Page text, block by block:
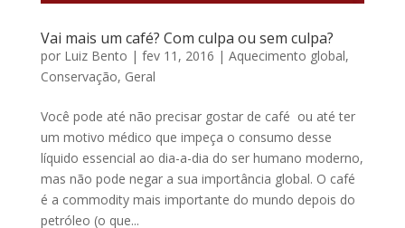
Vai mais um café? Com culpa ou sem culpa?
por Luiz Bento | fev 11, 2016 | Aquecimento global,
Conservação, Geral
Você pode até não precisar gostar de café ou até ter
um motivo médico que impeça o consumo desse
líquido essencial ao dia-a-dia do ser humano moderno,
mas não pode negar a sua importância global. O café
é a commodity mais importante do mundo depois do
petróleo (o que...